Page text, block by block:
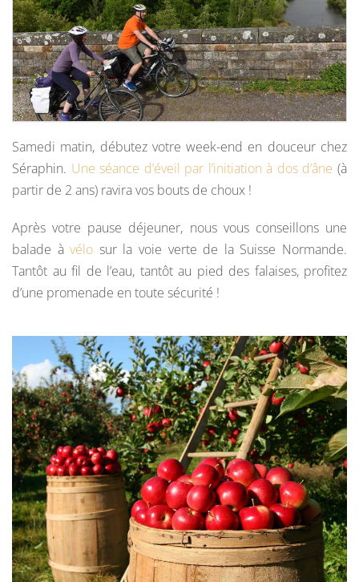
Samedi matin, débutez votre week-end en douceur chez
Séraphin. Une séance d’éveil par l’initiation à dos d’âne(à
partir de 2 ans) ravira vos bouts de choux !
Après votre pause déjeuner, nous vous conseillons une
balade àvélo sur la voie verte de la Suisse Normande.
Tantôt au fil de l’eau, tantôt au pied des falaises, profitez
d’une promenade en toute sécurité !